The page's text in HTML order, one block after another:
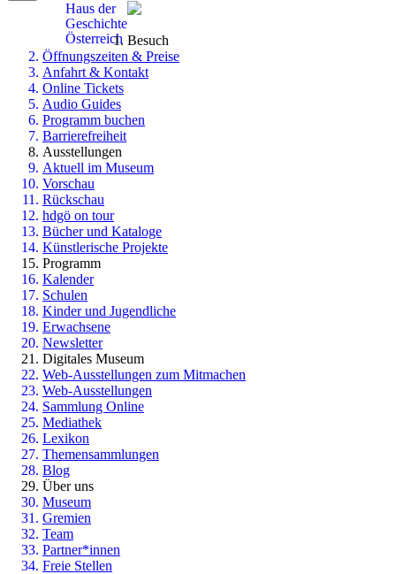
Haus der
Geschichte
Österreich Besuch
Öffnungszeiten & Preise
Anfahrt & Kontakt
Online Tickets
Audio Guides
Programm buchen
Barrierefreiheit
Ausstellungen
Aktuell im Museum
Vorschau
Rückschau
hdgö on tour
Bücher und Kataloge
Künstlerische Projekte
Programm
Kalender
Schulen
Kinder und Jugendliche
Erwachsene
Newsletter
Digitales Museum
Web-Ausstellungen zum Mitmachen
Web-Ausstellungen
Sammlung Online
Mediathek
Lexikon
Themensammlungen
Blog
Über uns
Museum
Gremien
Team
Partner*innen
Freie Stellen